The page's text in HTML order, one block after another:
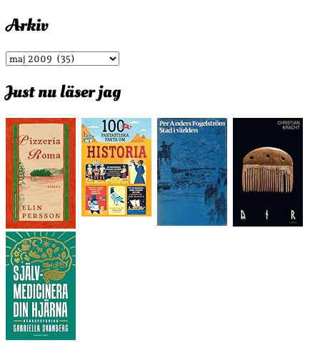
Arkiv
Arkiv
Just nu läser jag